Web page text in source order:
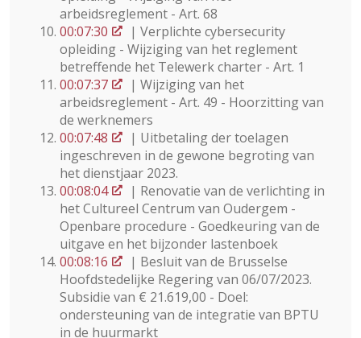
arbeidsreglement - Art. 68
00:07:30
| Verplichte cybersecurity
opleiding - Wijziging van het reglement
betreffende het Telewerk charter - Art. 1
00:07:37
| Wijziging van het
arbeidsreglement - Art. 49 - Hoorzitting van
de werknemers
00:07:48
| Uitbetaling der toelagen
ingeschreven in de gewone begroting van
het dienstjaar 2023.
00:08:04
| Renovatie van de verlichting in
het Cultureel Centrum van Oudergem -
Openbare procedure - Goedkeuring van de
uitgave en het bijzonder lastenboek
00:08:16
| Besluit van de Brusselse
Hoofdstedelijke Regering van 06/07/2023.
Subsidie van € 21.619,00 - Doel:
ondersteuning van de integratie van BPTU
in de huurmarkt